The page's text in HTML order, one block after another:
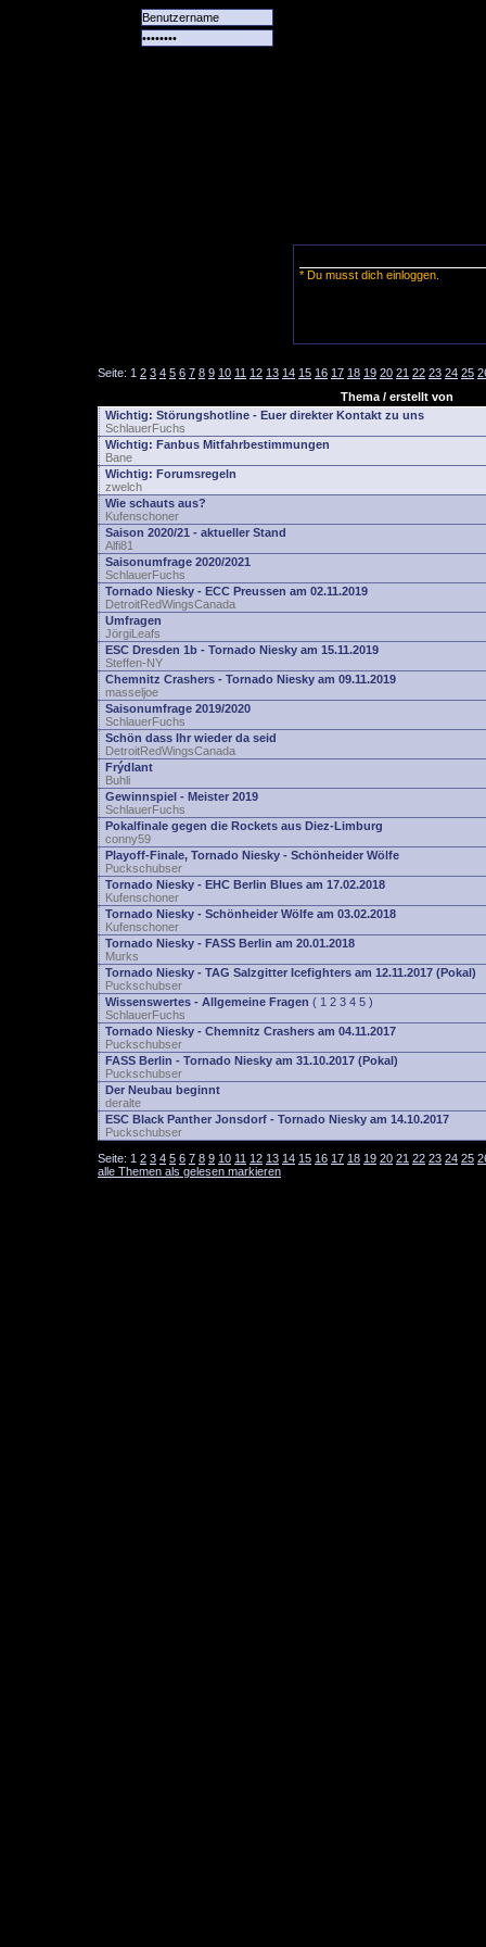
* Du musst dich einloggen.
Seite: 1 2 3 4 5 6 7 8 9 10 11 12 13 14 15 16 17 18 19 20 21 22 23 24 25
Thema / erstellt von
Wichtig: Störungshotline - Euer direkter Kontakt zu uns
SchlauerFuchs
Wichtig: Fanbus Mitfahrbestimmungen
Bane
Wichtig: Forumsregeln
zwelch
Wie schauts aus?
Kufenschoner
Saison 2020/21 - aktueller Stand
Alfi81
Saisonumfrage 2020/2021
SchlauerFuchs
Tornado Niesky - ECC Preussen am 02.11.2019
DetroitRedWingsCanada
Umfragen
JörgiLeafs
ESC Dresden 1b - Tornado Niesky am 15.11.2019
Steffen-NY
Chemnitz Crashers - Tornado Niesky am 09.11.2019
masseljoe
Saisonumfrage 2019/2020
SchlauerFuchs
Schön dass Ihr wieder da seid
DetroitRedWingsCanada
Frýdlant
Buhli
Gewinnspiel - Meister 2019
SchlauerFuchs
Pokalfinale gegen die Rockets aus Diez-Limburg
conny59
Playoff-Finale, Tornado Niesky - Schönheider Wölfe
Puckschubser
Tornado Niesky - EHC Berlin Blues am 17.02.2018
Kufenschoner
Tornado Niesky - Schönheider Wölfe am 03.02.2018
Kufenschoner
Tornado Niesky - FASS Berlin am 20.01.2018
Murks
Tornado Niesky - TAG Salzgitter Icefighters am 12.11.2017 (Pokal)
Puckschubser
Wissenswertes - Allgemeine Fragen ( 1 2 3 4 5 )
SchlauerFuchs
Tornado Niesky - Chemnitz Crashers am 04.11.2017
Puckschubser
FASS Berlin - Tornado Niesky am 31.10.2017 (Pokal)
Puckschubser
Der Neubau beginnt
deralte
ESC Black Panther Jonsdorf - Tornado Niesky am 14.10.2017
Puckschubser
Seite: 1 2 3 4 5 6 7 8 9 10 11 12 13 14 15 16 17 18 19 20 21 22 23 24 25
alle Themen als gelesen markieren